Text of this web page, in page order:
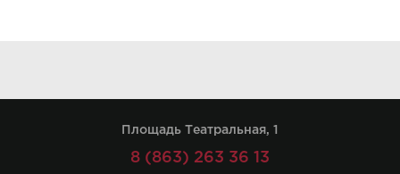
Площадь Театральная, 1
8 (863) 263 36 13